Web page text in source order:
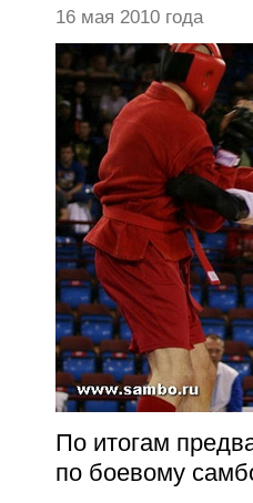
16 мая 2010 года
По итогам
по боевому